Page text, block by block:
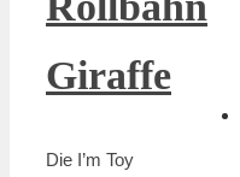
Giraffe
Die I’m Toy